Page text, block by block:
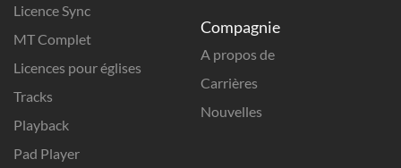
Licence Sync
MT Complet
Licences pour églises
Tracks
Playback
Pad Player
Compagnie
A propos de
Carrières
Nouvelles